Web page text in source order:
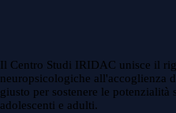
Il Centro Studi IRIDAC unisce il
neuropsicologiche all'accoglienza
giusto per sostenere le
adolescenti e adulti.